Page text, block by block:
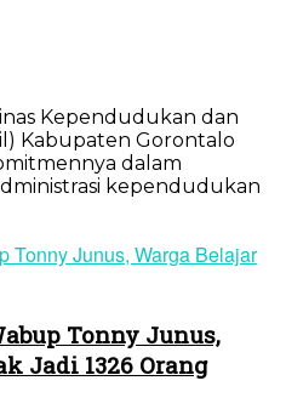
Kependudukan dan
Kabupaten Gorontalo
dalam
kependudukan
Tonny Junus,
Jadi 1326 Orang